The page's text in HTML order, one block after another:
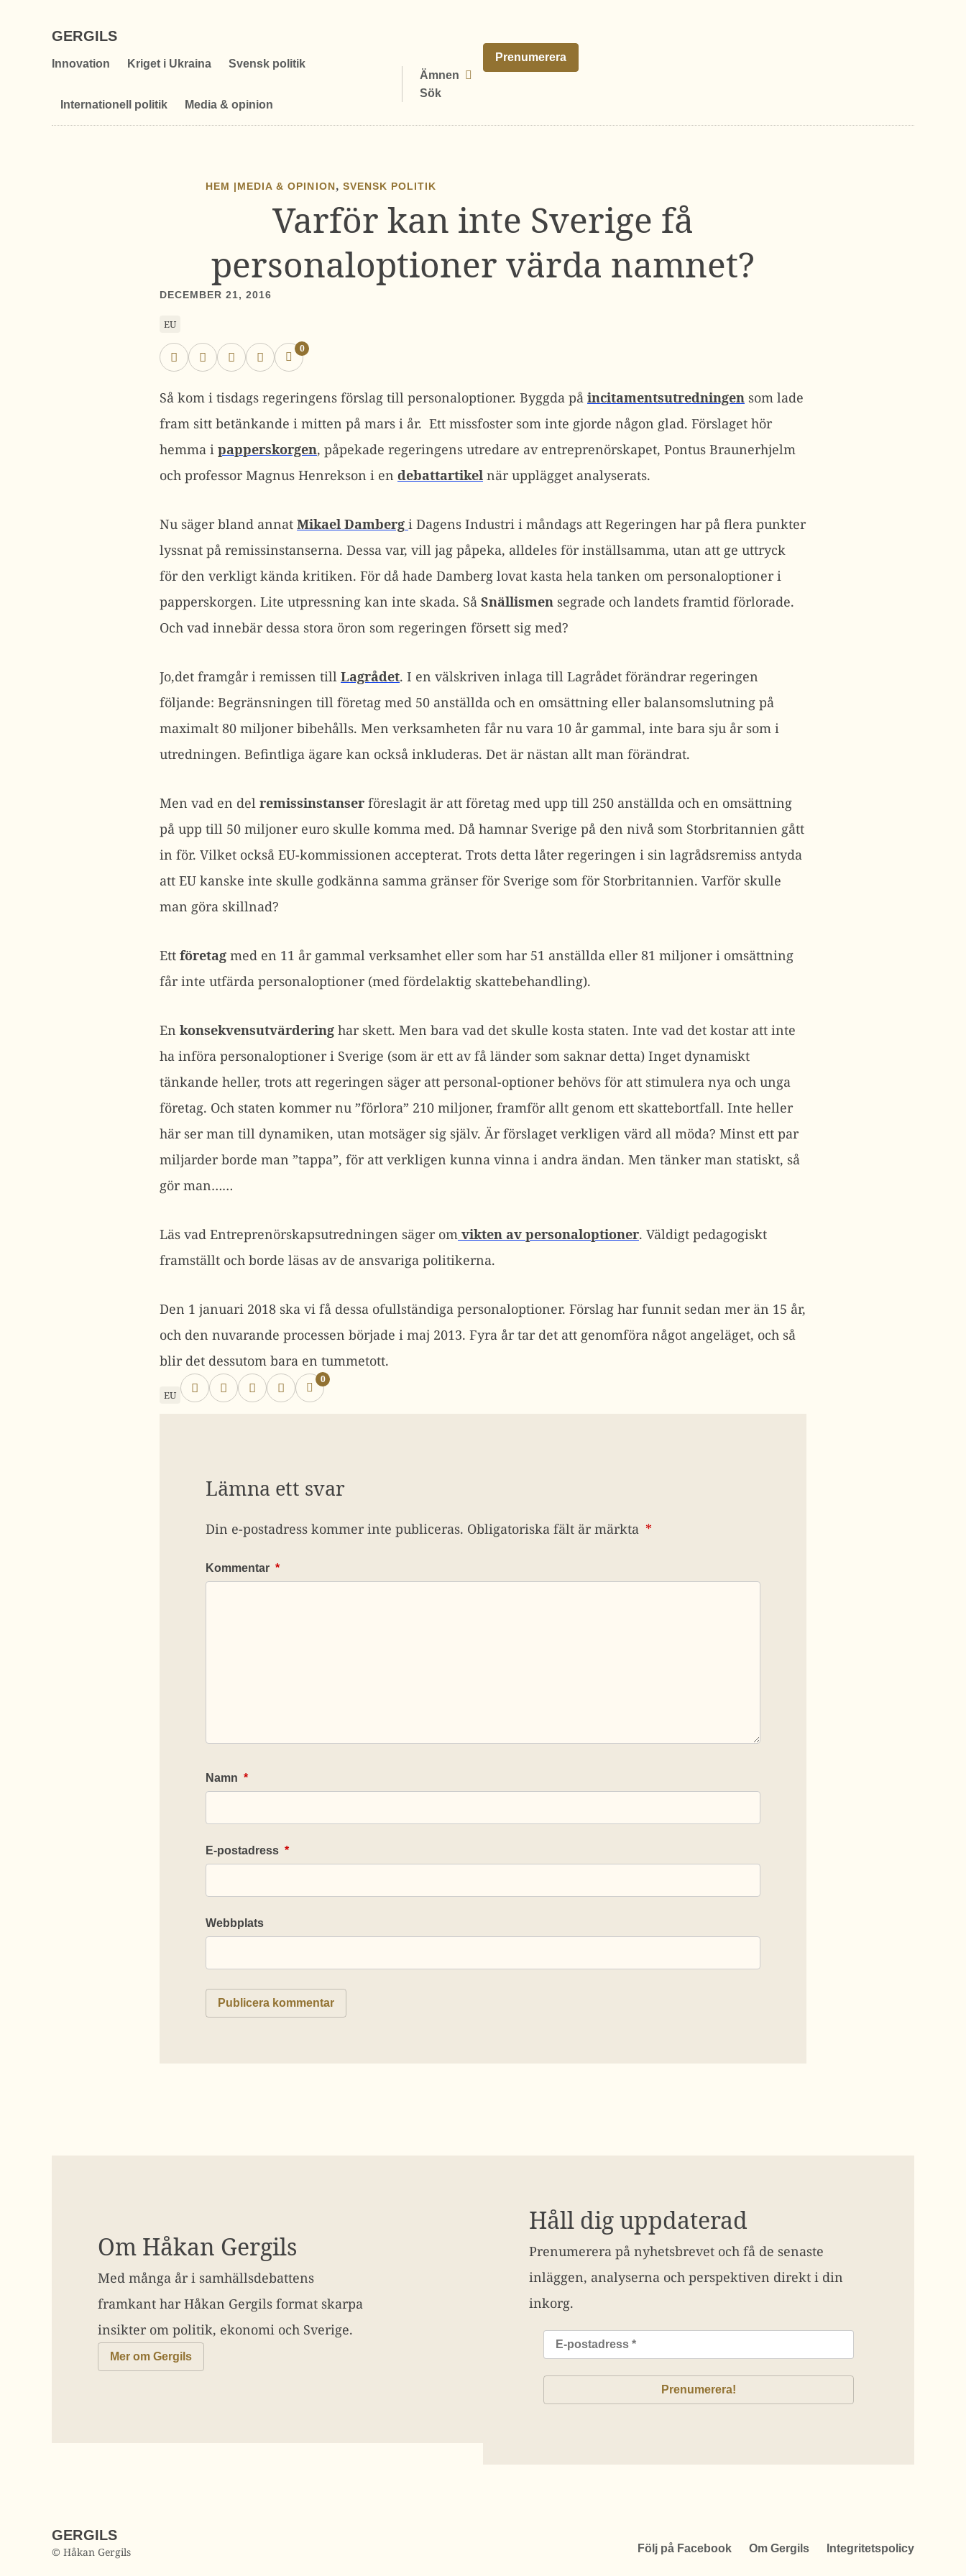
GERGILS
Innovation Kriget i Ukraina Svensk politik
Internationell politik Media & opinion
Ämnen
Sök
Prenumerera
HEM |MEDIA & OPINION, SVENSK POLITIK
Varför kan inte Sverige få
personaloptioner värda namnet?
DECEMBER 21, 2016
EU
0
Så kom i tisdags regeringens förslag till personaloptioner. Byggda på incitamentsutredningen som lade
fram sitt betänkande i mitten på mars i år. Ett missfoster som inte gjorde någon glad. Förslaget hör
hemma i papperskorgen, påpekade regeringens utredare av entreprenörskapet, Pontus Braunerhjelm
och professor Magnus Henrekson i en debattartikel när upplägget analyserats.
Nu säger bland annat Mikael Damberg i Dagens Industri i måndags att Regeringen har på flera punkter
lyssnat på remissinstanserna. Dessa var, vill jag påpeka, alldeles för inställsamma, utan att ge uttryck
för den verkligt kända kritiken. För då hade Damberg lovat kasta hela tanken om personaloptioner i
papperskorgen. Lite utpressning kan inte skada. Så Snällismen segrade och landets framtid förlorade.
Och vad innebär dessa stora öron som regeringen försett sig med?
Jo,det framgår i remissen till Lagrådet. I en välskriven inlaga till Lagrådet förändrar regeringen
följande: Begränsningen till företag med 50 anställda och en omsättning eller balansomslutning på
maximalt 80 miljoner bibehålls. Men verksamheten får nu vara 10 år gammal, inte bara sju år som i
utredningen. Befintliga ägare kan också inkluderas. Det är nästan allt man förändrat.
Men vad en del remissinstanser föreslagit är att företag med upp till 250 anställda och en omsättning
på upp till 50 miljoner euro skulle komma med. Då hamnar Sverige på den nivå som Storbritannien gått
in för. Vilket också EU-kommissionen accepterat. Trots detta låter regeringen i sin lagrådsremiss antyda
att EU kanske inte skulle godkänna samma gränser för Sverige som för Storbritannien. Varför skulle
man göra skillnad?
Ett företag med en 11 år gammal verksamhet eller som har 51 anställda eller 81 miljoner i omsättning
får inte utfärda personaloptioner (med fördelaktig skattebehandling).
En konsekvensutvärdering har skett. Men bara vad det skulle kosta staten. Inte vad det kostar att inte
ha införa personaloptioner i Sverige (som är ett av få länder som saknar detta) Inget dynamiskt
tänkande heller, trots att regeringen säger att personal-optioner behövs för att stimulera nya och unga
företag. Och staten kommer nu ”förlora” 210 miljoner, framför allt genom ett skattebortfall. Inte heller
här ser man till dynamiken, utan motsäger sig själv. Är förslaget verkligen värd all möda? Minst ett par
miljarder borde man ”tappa”, för att verkligen kunna vinna i andra ändan. Men tänker man statiskt, så
gör man……
Läs vad Entreprenörskapsutredningen säger om vikten av personaloptioner. Väldigt pedagogiskt
framställt och borde läsas av de ansvariga politikerna.
Den 1 januari 2018 ska vi få dessa ofullständiga personaloptioner. Förslag har funnit sedan mer än 15 år,
och den nuvarande processen började i maj 2013. Fyra år tar det att genomföra något angeläget, och så
blir det dessutom bara en tummetott.
EU
0
Lämna ett svar
Din e-postadress kommer inte publiceras. Obligatoriska fält är märkta *
Kommentar *
Namn *
E-postadress *
Webbplats
Om Håkan Gergils
Med många år i samhällsdebattens
framkant har Håkan Gergils format skarpa
insikter om politik, ekonomi och Sverige.
Mer om Gergils
Håll dig uppdaterad
Prenumerera på nyhetsbrevet och få de senaste
inläggen, analyserna och perspektiven direkt i din
inkorg.
GERGILS
© Håkan Gergils Följ på Facebook Om Gergils Integritetspolicy